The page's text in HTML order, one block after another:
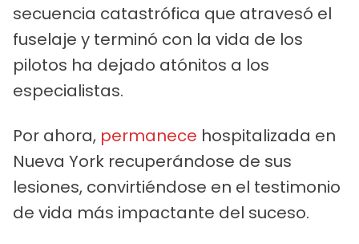
secuencia catastrófica que atravesó el
fuselaje y terminó con la vida de los
pilotos ha dejado atónitos a los
especialistas.
Por ahora, permanece hospitalizada en
Nueva York recuperándose de sus
lesiones, convirtiéndose en el testimonio
de vida más impactante del suceso.